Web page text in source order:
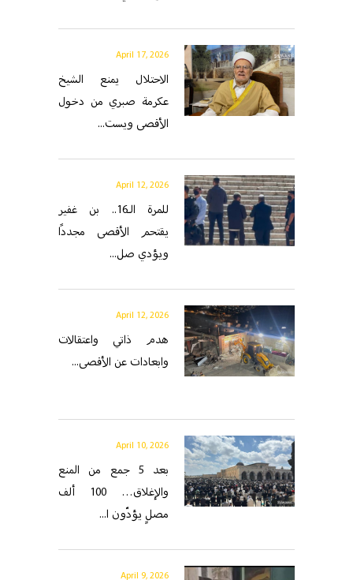
April 17, 2026
الاحتلال يمنع الشيخ
عكرمة صبري من دخول
الأقصى ويست...
April 12, 2026
للمرة الـ16.. بن غفير
يقتحم الأقصى مجددًا
ويؤدي صل...
April 12, 2026
هدم ذاتي واعتقالات
وابعادات عن الأقصى...
April 10, 2026
بعد 5 جمع من المنع
والإغلاق… 100 ألف
مصلٍ يؤدّون ا...
April 9, 2026